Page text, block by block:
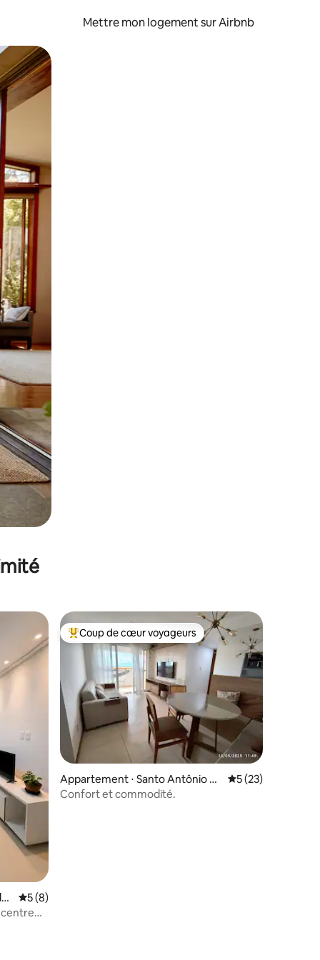
Mettre mon logement sur Airbnb
glisser.
appréciés
Évaluation moyenne sur la base de 8 commentaires : 5 sur 5
5 (8)
Coups de cœur voyageurs les plus appréciés
Coup de cœur voyageurs
Appartement ⋅ Santo Antônio de
Jesus
Évaluation
5 (23)
Confort et commodité.